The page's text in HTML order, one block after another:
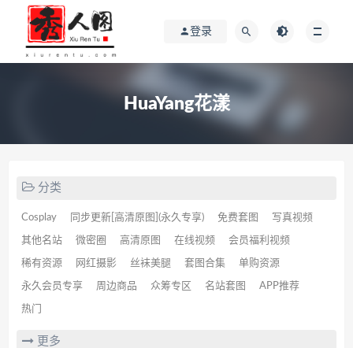
登录
HuaYang花漾
分类
Cosplay 同步更新[高清原图](永久专享) 免费套图 写真视频
其他名站 微密圈 高清原图 在线视频 会员福利视频
稀有资源 网红摄影 丝袜美腿 套图合集 单购资源
永久会员专享 周边商品 众筹专区 名站套图 APP推荐
热门
更多